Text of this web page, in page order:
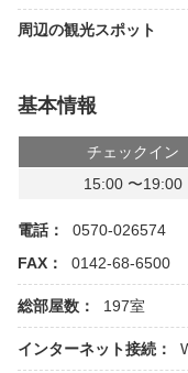
周辺の観光スポット
基本情報
チェックイン
15:00 〜19:00
電話：
0570-026574
FAX：
0142-68-6500
総部屋数： 197室
インターネット接続：